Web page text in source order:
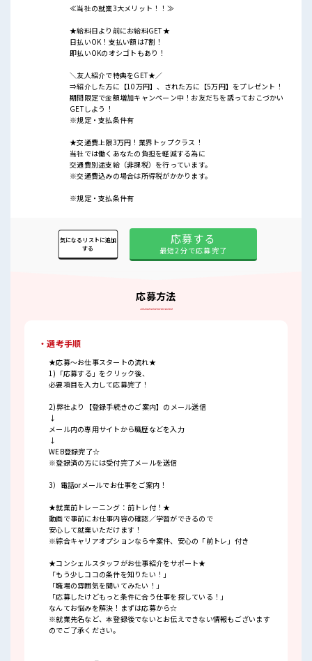
≪当社の就業3大メリット！！≫
★給料日より前にお給料GET★
日払いOK！支払い額は7割！
即払いOKのオシゴトもあり！
＼友人紹介で特典をGET★／
⇒紹介した方に【10万円】、された方に【5万円】をプレゼント！
期間限定で金額増加キャンペーン中！お友だちを誘っておこづかい
GETしよう！
※規定・支払条件有
★交通費上限3万円！業界トップクラス！
当社では働くあなたの負担を軽減する為に
交通費別途支給（非課税）を行っています。
※交通費込みの場合は所得税がかかります。
※規定・支払条件有
応募する
最短2分で応募完了
気になるリストに追加
する
応募方法
・選考手順
★応募～お仕事スタートの流れ★
1)「応募する」をクリック後、
必要項目を入力して応募完了！
2)弊社より【登録手続きのご案内】のメール送信
↓
メール内の専用サイトから職歴などを入力
↓
WEB登録完了☆
※登録済の方には受付完了メールを送信
3）電話orメールでお仕事をご案内！
★就業前トレーニング：前トレ付！★
動画で事前にお仕事内容の確認／学習ができるので
安心して就業いただけます！
※綜合キャリアオプションなら全案件、安心の「前トレ」付き
★コンシェルスタッフがお仕事紹介をサポート★
「もう少しココの条件を知りたい！」
「職場の雰囲気を聞いてみたい！」
「応募したけどもっと条件に合う仕事を探している！」
なんてお悩みを解決！まずは応募から☆
※就業先名など、本登録後でないとお伝えできない情報もございます
のでご了承ください。